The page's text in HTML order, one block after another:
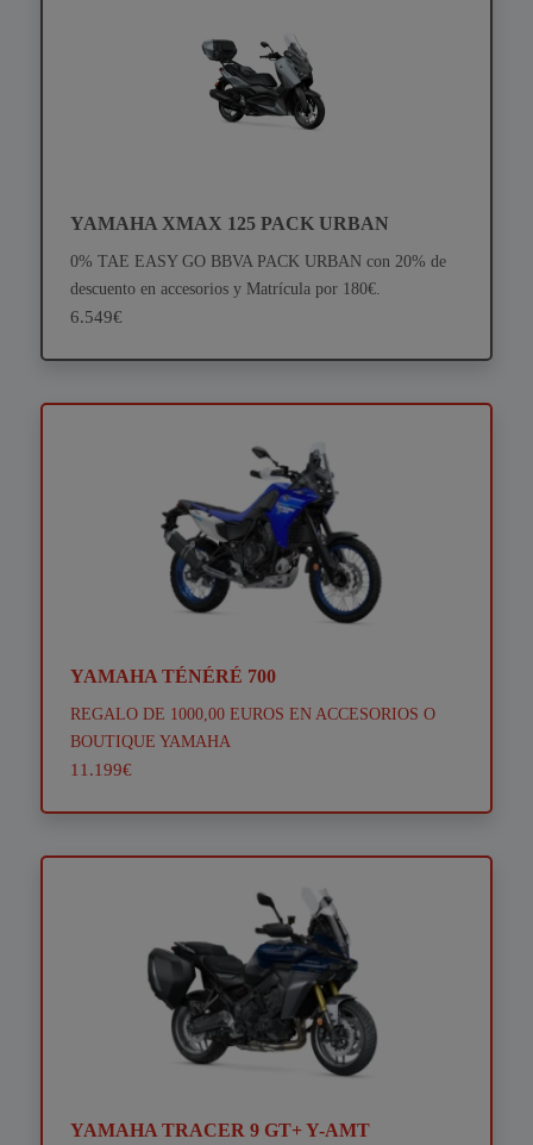
YAMAHA XMAX 125 PACK URBAN
0% TAE EASY GO BBVA PACK URBAN con 20% de
descuento en accesorios y Matrícula por 180€.
6.549€
YAMAHA TÉNÉRÉ 700
REGALO DE 1000,00 EUROS EN ACCESORIOS O
BOUTIQUE YAMAHA
11.199€
YAMAHA TRACER 9 GT+ Y-AMT